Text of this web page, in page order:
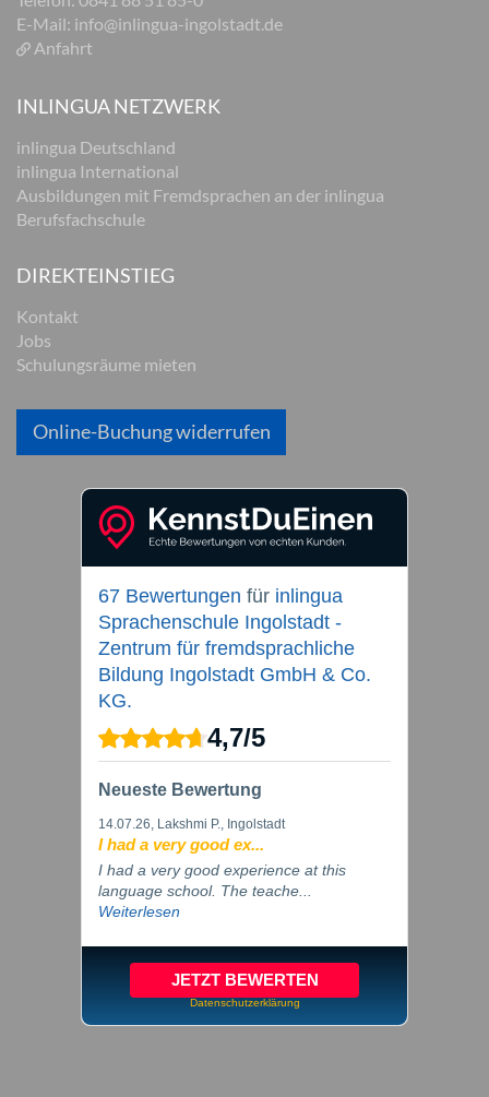
E-Mail: info@inlingua-ingolstadt.de
Anfahrt
INLINGUA NETZWERK
inlingua Deutschland
inlingua International
Ausbildungen mit Fremdsprachen an der inlingua
Berufsfachschule
DIREKTEINSTIEG
Kontakt
Jobs
Schulungsräume mieten
Online-Buchung widerrufen
67 Bewertungen für inlingua
Sprachenschule Ingolstadt -
Zentrum für fremdsprachliche
Bildung Ingolstadt GmbH & Co.
KG.
4,7/5
Neueste Bewertung
14.07.26, Lakshmi P., Ingolstadt
I had a very good ex...
I had a very good experience at this
language school. The teache...
Weiterlesen
JETZT BEWERTEN
Datenschutzerklärung